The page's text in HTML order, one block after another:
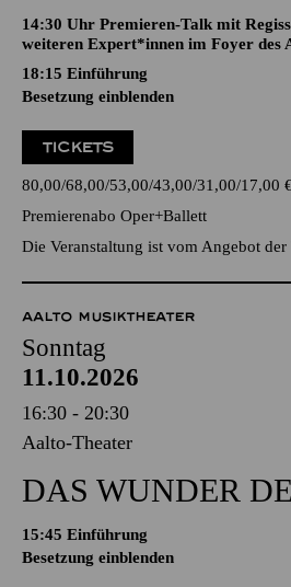
14:30 Uhr Premieren-Talk mit
weiteren Expert*innen im Foyer des
18:15 Einführung
Besetzung einblenden
TICKETS
80,00 68,00 53,00 43,00 31,00 17,00
Premierenabo Oper+Ballett
Die Veranstaltung ist vom Angebot der
AALTO MUSIKTHEATER
Sonntag
11.10.2026
16:30 - 20:30
Aalto-Theater
DAS WUNDER
15:45 Einführung
Besetzung einblenden